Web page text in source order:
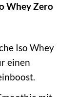
Whey Zero
Iso Whey
einen